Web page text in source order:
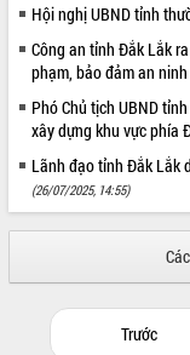
Khởi động Dự án Đầu tư
tầng kỹ thuật Cụm công
Tiến
Gặp mặt các cơ quan báo
niệm 101 năm Ngày Báo
mạng Việt Nam
Đắk Lắk sơ kết 4 năm
hiện Đề án 06 của Chính phủ
Họp báo thông tin về Hội
Quy hoạch và Xúc tiến
Lắk
Khơi thông điểm nghẽn,
giải ngân vốn khắc phục
Hội nghị UBND tỉnh
Công an tỉnh Đắk Lắk
phạm, bảo đảm an
Phó Chủ tịch UBND
xây dựng khu vực phía
Lãnh đạo tỉnh Đắk Lắk
(26/07/2025, 14:55)
Trước